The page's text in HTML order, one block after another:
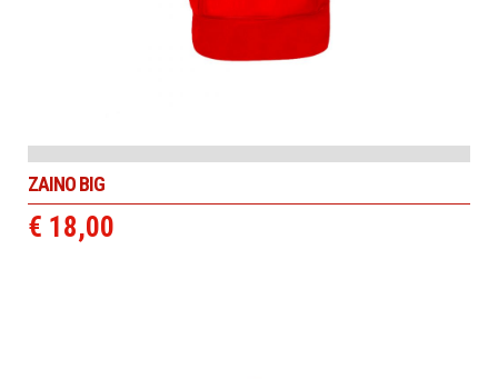
ZAINO BIG
€ 18,00